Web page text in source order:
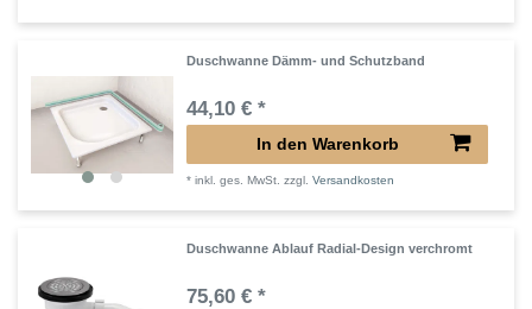
Duschwanne Dämm- und Schutzband
44,10 € *
In den Warenkorb
*inkl. ges. MwSt. zzgl.Versandkosten
Duschwanne Ablauf Radial-Design verchromt
75,60 € *